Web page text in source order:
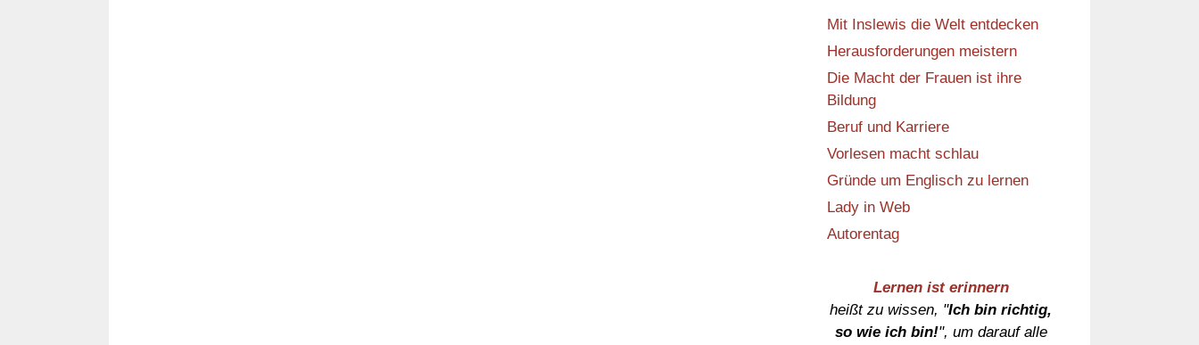
Mit Inslewis die Welt entdecken
Herausforderungen meistern
Die Macht der Frauen ist ihre
Bildung
Beruf und Karriere
Vorlesen macht schlau
Gründe um Englisch zu lernen
Lady in Web
Autorentag
Lernen ist erinnern
heißt zu wissen, "Ich bin richtig,
so wie ich bin!", um darauf alle